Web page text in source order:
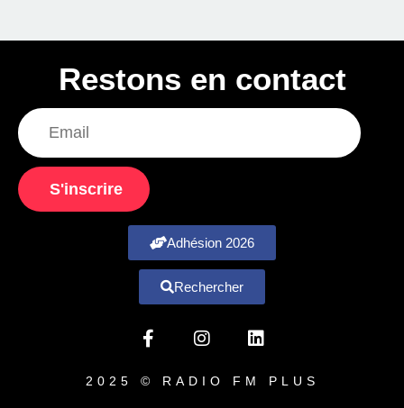
Restons en contact
S'inscrire
Adhésion 2026
Rechercher
2025 © RADIO FM PLUS